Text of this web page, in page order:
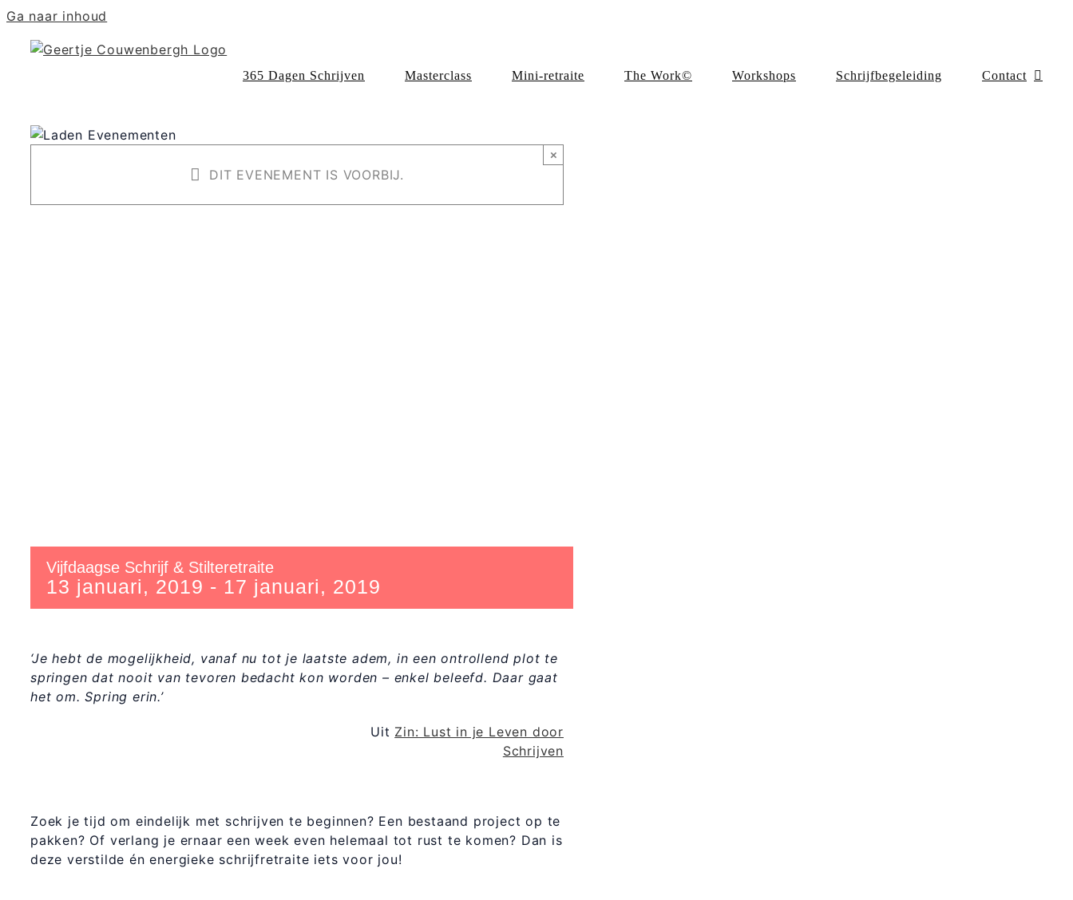
Ga naar inhoud
365 Dagen Schrijven Masterclass Mini-retraite The Work© Workshops Schrijfbegeleiding Contact
DIT EVENEMENT IS VOORBIJ.
×
Vijfdaagse Schrijf & Stilteretraite
13 januari, 2019 - 17 januari, 2019
‘Je hebt de mogelijkheid, vanaf nu tot je laatste adem, in een ontrollend plot te
springen dat nooit van tevoren bedacht kon worden – enkel beleefd. Daar gaat
het om. Spring erin.’
Uit Zin: Lust in je Leven door
Schrijven
Zoek je tijd om eindelijk met schrijven te beginnen? Een bestaand project op te
pakken? Of verlang je ernaar een week even helemaal tot rust te komen? Dan is
deze verstilde én energieke schrijfretraite iets voor jou!